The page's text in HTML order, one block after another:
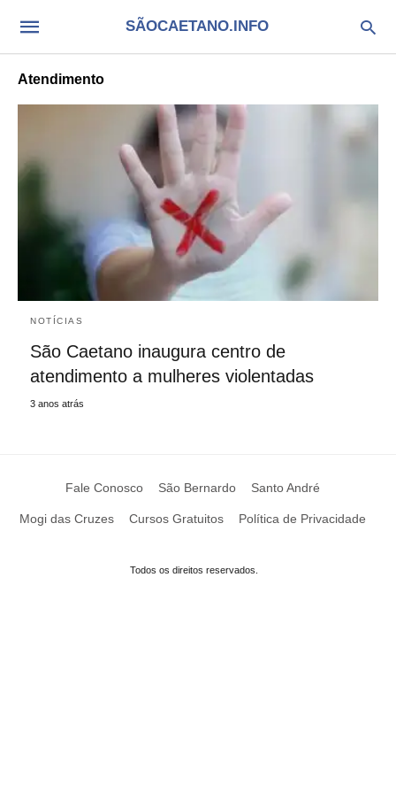
SÃOCAETANO.INFO
Atendimento
NOTÍCIAS
São Caetano inaugura centro de
atendimento a mulheres violentadas
3 anos atrás
Fale Conosco São Bernardo Santo André
Mogi das Cruzes Cursos Gratuitos Política de Privacidade
Todos os direitos reservados.